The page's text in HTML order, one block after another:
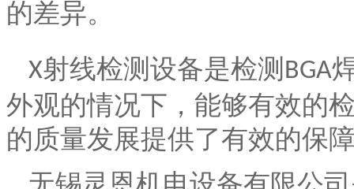
的差异。
X射线检测设备是检测 BGA
外观的情况下，能够有效的
的质量发展提供了有效的保